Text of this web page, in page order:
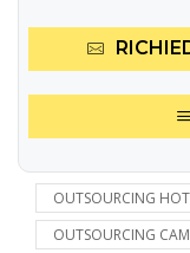
OUTSOURCING
OUTSOURCING